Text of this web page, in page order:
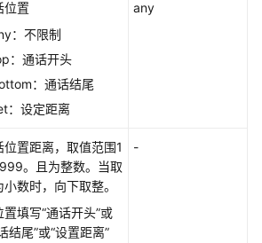
位置
：不限制
：通话开头
：通话结尾
：设定距离
any
位置距离，取值范围1
。且为整数。当取
小数时，向下取整。
置填写“通话开头”或
结尾”或“设置距离”
-